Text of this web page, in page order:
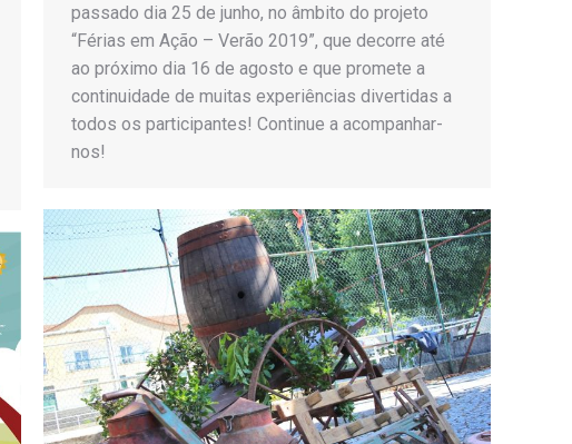
passado dia 25 de junho, no âmbito do projeto
“Férias em Ação – Verão 2019”, que decorre até
ao próximo dia 16 de agosto e que promete a
continuidade de muitas experiências divertidas a
todos os participantes! Continue a acompanhar-
nos!